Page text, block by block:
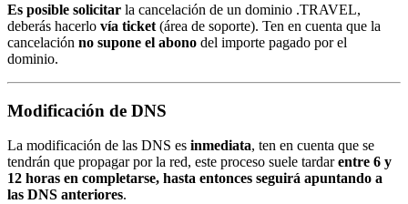
Es posible solicitar la cancelación de un dominio .TRAVEL,
deberás hacerlo vía ticket (área de soporte). Ten en cuenta que la
cancelación no supone el abono del importe pagado por el
dominio.
Modificación de DNS
La modificación de las DNS es inmediata, ten en cuenta que se
tendrán que propagar por la red, este proceso suele tardarentre 6 y
12 horas en completarse, hasta entonces seguirá apuntando a
las DNS anteriores.